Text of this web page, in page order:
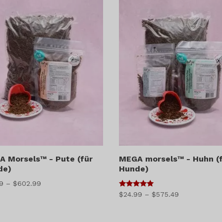
Morsels™ - Pute (für
–$602.99
MEGA morsels™ - Huhn
Hunde)
5
von 5
$24.99 –$575.49